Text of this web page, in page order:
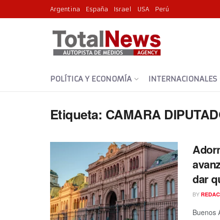
Argentina España Israel USA Perú
POLÍTICA Y ECONOMÍA INTERNACIONALES
Etiqueta: CAMARA
dar
BY
Buenos